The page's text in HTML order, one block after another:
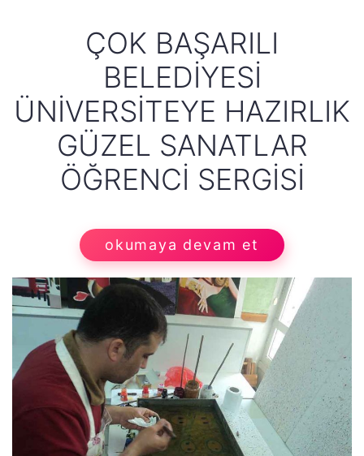
ÇOK BAŞARILI
BELEDIYESI
ÜNIVERSITEYE HAZIRLIK
GÜZEL SANATLAR
ÖĞRENCI SERGISI
okumaya devam et